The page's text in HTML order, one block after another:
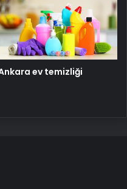
ev temizliği